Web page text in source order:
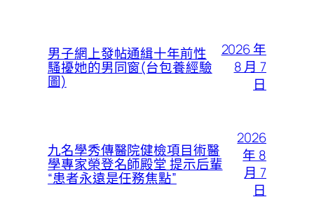
男子網上發帖通緝十年前性
騷擾她的男同窗(台包養經驗
圖)
2026 年
8 月 7
日
九名學秀傳醫院健檢項目術醫
學專家榮登名師殿堂 提示后輩
“患者永遠是任務焦點”
2026
年 8
月 7
日